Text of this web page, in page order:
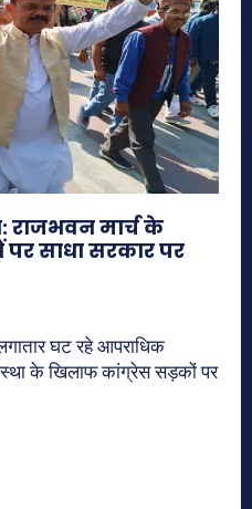
राजभवन मार्च के
पर साधा सरकार पर
घट रहे आपराधिक
के खिलाफ कांग्रेस सड़कों पर